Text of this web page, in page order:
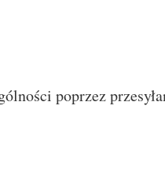
poprzez